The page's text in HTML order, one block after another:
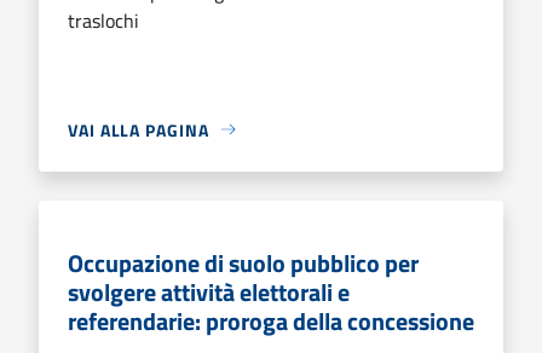
traslochi
VAI ALLA PAGINA
Occupazione di suolo pubblico per
svolgere attività elettorali e
referendarie: proroga della concessione